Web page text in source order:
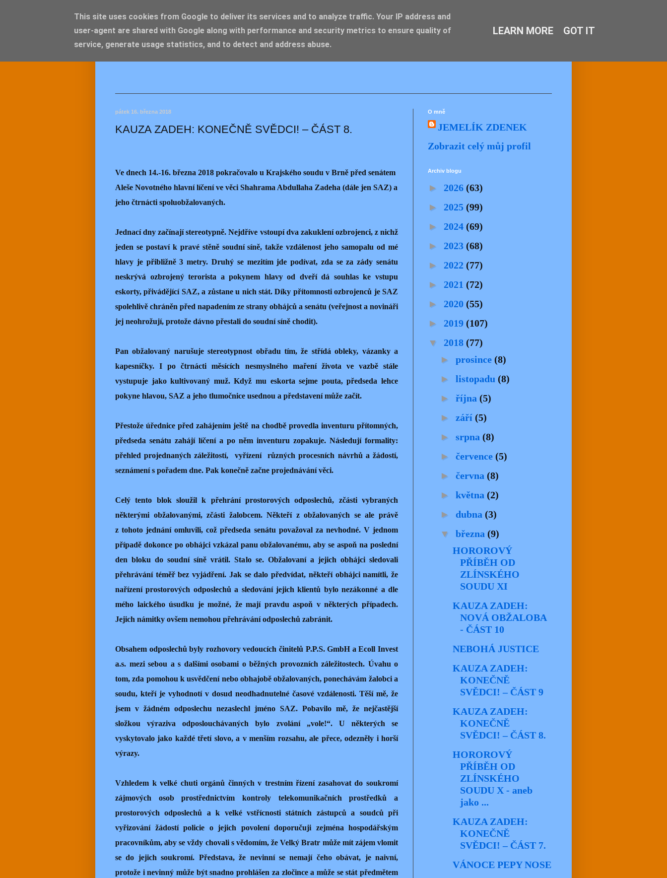
JEMELIK ZDENĚK
pátek 16. března 2018
KAUZA ZADEH: KONEČNĚ SVĚDCI! – ČÁST 8.
Ve dnech 14.-16. března 2018 pokračovalo u Krajského soudu v Brně před senátem
Aleše Novotného hlavní líčení ve věci Shahrama Abdullaha Zadeha (dále jen SAZ) a
jeho čtrnácti spoluobžalovaných.
Jednací dny začínají stereotypně. Nejdříve vstoupí dva zakuklení ozbrojenci, z nichž
jeden se postaví k pravé stěně soudní síně, takže vzdálenost jeho samopalu od mé
hlavy je přibližně 3 metry. Druhý se mezitím jde podívat, zda se za zády senátu
neskrývá ozbrojený terorista a pokynem hlavy od dveří dá souhlas ke vstupu
eskorty, přivádějící SAZ, a zůstane u nich stát. Díky přítomnosti ozbrojenců je SAZ
spolehlivě chráněn před napadením ze strany obhájců a senátu (veřejnost a novináři
jej neohrožují, protože dávno přestali do soudní síně chodit).
Pan obžalovaný narušuje stereotypnost obřadu tím, že střídá obleky, vázanky a
kapesníčky. I po čtrnácti měsících nesmyslného maření života ve vazbě stále
vystupuje jako kultivovaný muž. Když mu eskorta sejme pouta, předseda lehce
pokyne hlavou, SAZ a jeho tlumočnice usednou a představení může začít.
Přestože úřednice před zahájením ještě na chodbě provedla inventuru přítomných,
předseda senátu zahájí líčení a po něm inventuru zopakuje. Následují formality:
přehled projednaných záležitostí,
vyřízení
různých procesních návrhů a žádostí,
seznámení s pořadem dne. Pak konečně začne projednávání věci.
Celý tento blok sloužil k přehrání prostorových odposlechů, zčásti vybraných
některými obžalovanými, zčásti žalobcem. Někteří z obžalovaných se ale právě
z tohoto jednání omluvili, což předseda senátu považoval za nevhodné. V jednom
případě dokonce po obhájci vzkázal panu obžalovanému, aby se aspoň na poslední
den bloku do soudní síně vrátil. Stalo se. Obžalovaní a jejich obhájci sledovali
přehrávání téměř bez vyjádření. Jak se dalo předvídat, někteří obhájci namítli, že
nařízení prostorových odposlechů a sledování jejich klientů bylo nezákonné a dle
mého laického úsudku je možné, že mají pravdu aspoň v některých případech.
Jejich námitky ovšem nemohou přehrávání odposlechů zabránit.
Obsahem odposlechů byly rozhovory vedoucích činitelů P.P.S. GmbH a Ecoll Invest
a.s. mezi sebou a s dalšími osobami o běžných provozních záležitostech. Úvahu o
tom, zda pomohou k usvědčení nebo obhajobě obžalovaných, ponechávám žalobci a
soudu, kteří je vyhodnotí v dosud neodhadnutelné časové vzdálenosti. Těší mě, že
jsem v žádném odposlechu nezaslechl jméno SAZ. Pobavilo mě, že nejčastější
složkou výraziva odposlouchávaných bylo zvolání „vole!“. U některých se
vyskytovalo jako každé třetí slovo, a v menším rozsahu, ale přece, odezněly i horší
výrazy.
Vzhledem k velké chuti orgánů činných v trestním řízení zasahovat do soukromí
zájmových osob prostřednictvím kontroly telekomunikačních prostředků a
prostorových odposlechů a k velké vstřícnosti státních zástupců a soudců při
vyřizování žádostí policie o jejich povolení doporučuji zejména hospodářským
pracovníkům, aby se vždy chovali s vědomím, že Velký Bratr může mít zájem vlomit
se do jejich soukromí. Představa, že nevinní se nemají čeho obávat, je naivní,
protože i nevinný může být snadno prohlášen za zločince a může se stát předmětem
O mně
JEMELÍK ZDENEK
Zobrazit celý můj profil
Archiv blogu
► 2026 (63)
► 2025 (99)
► 2024 (69)
► 2023 (68)
► 2022 (77)
► 2021 (72)
► 2020 (55)
► 2019 (107)
▼ 2018 (77)
► prosince (8)
► listopadu (8)
► října (5)
► září (5)
► srpna (8)
► července (5)
► června (8)
► května (2)
► dubna (3)
▼ března (9)
HOROROVÝ
PŘÍBĚH OD
ZLÍNSKÉHO
SOUDU XI
KAUZA ZADEH:
NOVÁ OBŽALOBA
- ČÁST 10
NEBOHÁ JUSTICE
KAUZA ZADEH:
KONEČNĚ
SVĚDCI! – ČÁST 9
KAUZA ZADEH:
KONEČNĚ
SVĚDCI! – ČÁST 8.
HOROROVÝ
PŘÍBĚH OD
ZLÍNSKÉHO
SOUDU X - aneb
jako ...
KAUZA ZADEH:
KONEČNĚ
SVĚDCI! – ČÁST 7.
VÁNOCE PEPY NOSE
This site uses cookies from Google to deliver its services and to analyze traffic. Your IP address and
user-agent are shared with Google along with performance and security metrics to ensure quality of
service, generate usage statistics, and to detect and address abuse.
LEARN MORE GOT IT